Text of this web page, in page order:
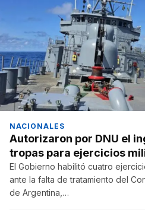
NACIONALES
Autorizaron por DNU el
tropas para ejercicios
El Gobierno habilitó cuatro
ante la falta de tratamiento del
de Argentina,…